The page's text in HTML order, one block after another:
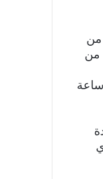
8,866 ميجاوات من
ساعة من
و300 ميجاوات/ساعة